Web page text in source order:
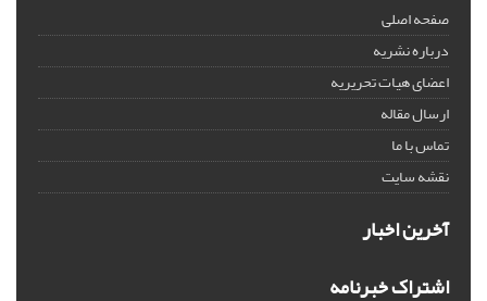
صفحه اصلی
درباره نشریه
اعضای هیات تحریریه
ارسال مقاله
تماس با ما
نقشه سایت
آخرین اخبار
اشتراک خبرنامه